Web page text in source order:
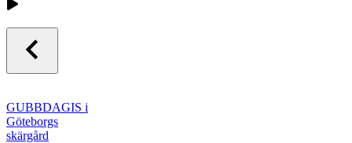
GUBBDAGIS i
Göteborgs
skärgård